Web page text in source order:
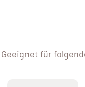
Geeignet für